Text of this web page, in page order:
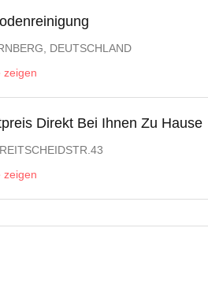
DEUTSCHLAND
zeigen
Direkt Bei Ihnen Zu Hause
zeigen